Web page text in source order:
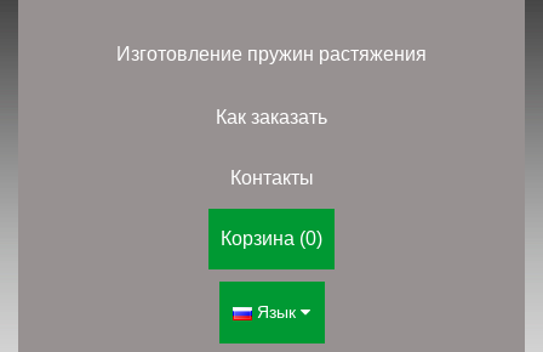
Изготовление пружин растяжения
Как заказать
Контакты
Корзина (0)
Язык